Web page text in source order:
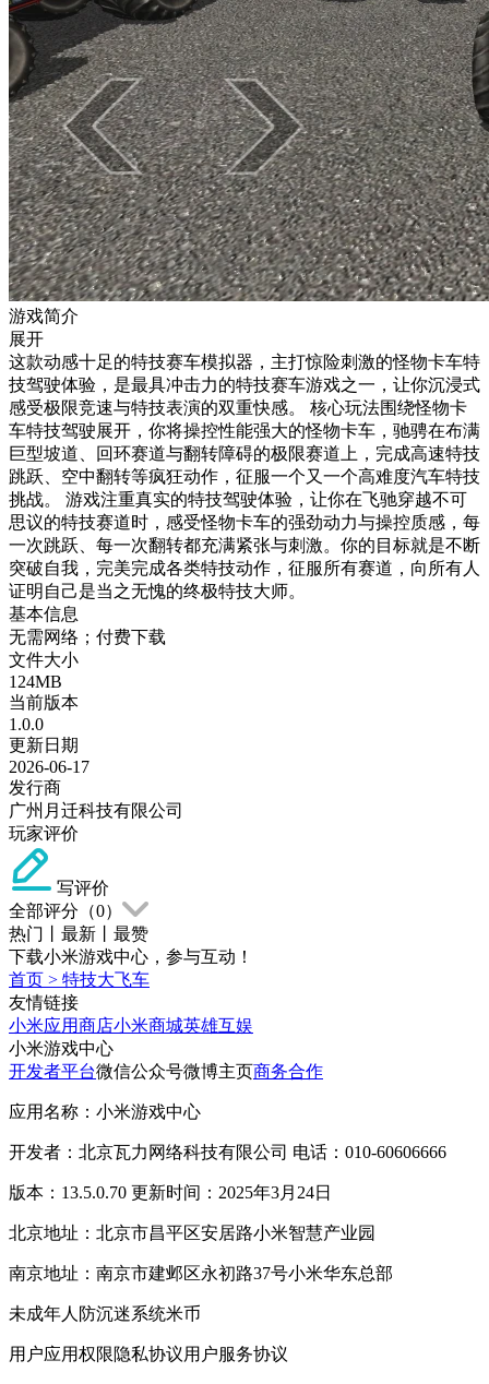
游戏简介
展开
这款动感十足的特技赛车模拟器，主打惊险刺激的怪物卡车特
技驾驶体验，是最具冲击力的特技赛车游戏之一，让你沉浸式
感受极限竞速与特技表演的双重快感。 核心玩法围绕怪物卡
车特技驾驶展开，你将操控性能强大的怪物卡车，驰骋在布满
巨型坡道、回环赛道与翻转障碍的极限赛道上，完成高速特技
跳跃、空中翻转等疯狂动作，征服一个又一个高难度汽车特技
挑战。 游戏注重真实的特技驾驶体验，让你在飞驰穿越不可
思议的特技赛道时，感受怪物卡车的强劲动力与操控质感，每
一次跳跃、每一次翻转都充满紧张与刺激。你的目标就是不断
突破自我，完美完成各类特技动作，征服所有赛道，向所有人
证明自己是当之无愧的终极特技大师。
基本信息
无需网络；付费下载
文件大小
124MB
当前版本
1.0.0
更新日期
2026-06-17
发行商
广州月迁科技有限公司
玩家评价
写评价
全部评分（0）
热门
最新
最赞
下载小米游戏中心，参与互动！
首页 > 特技大飞车
友情链接
小米应用商店小米商城英雄互娱
小米游戏中心
开发者平台微信公众号微博主页商务合作
应用名称：小米游戏中心
开发者：北京瓦力网络科技有限公司 电话：010-60606666
版本：13.5.0.70 更新时间：2025年3月24日
北京地址：北京市昌平区安居路小米智慧产业园
南京地址：南京市建邺区永初路37号小米华东总部
未成年人防沉迷系统米币
用户应用权限隐私协议用户服务协议